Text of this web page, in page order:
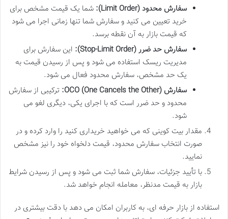
سفارش محدود (Limit Order):
شما یک قیمت مشخص برای
خرید تعیین می کنید و سفارش شما تنها زمانی اجرا می شود
که قیمت بازار به آن نقطه برسد.
سفارش حد ضرر (Stop-Limit Order):
این سفارش برای
مدیریت ریسک استفاده می شود و پس از رسیدن قیمت به
یک حد مشخص، سفارش محدود فعال می شود.
سفارش OCO (One Cancels the Other):
ترکیبی از سفارش
محدود و حد ضرر است که با اجرای یکی، دیگری لغو می
شود.
مقدار بیت کوینی که می خواهید خریداری کنید را وارد کرده و در
صورت انتخاب سفارش محدود، قیمت دلخواه خود را نیز مشخص
نمایید.
با تأیید جزئیات، سفارش شما ثبت می شود و پس از رسیدن شرایط
بازار به قیمت مدنظر، معامله انجام خواهد شد.
استفاده از بازار حرفه ای، به کاربران امکان می دهد با دقت بیشتری در